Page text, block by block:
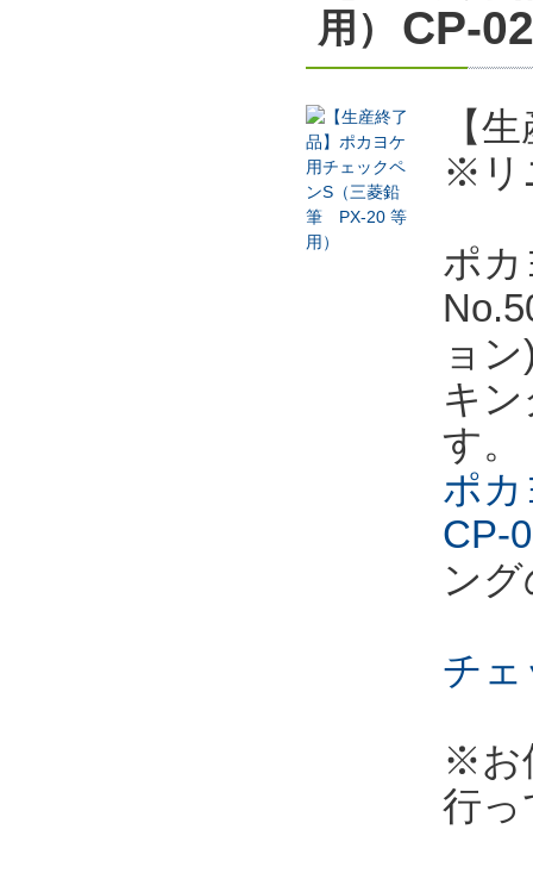
用）
CP-
【
※リ
ポカ
ョ
キ
す。
ポカ
CP-
ン
チ
※お
行っ